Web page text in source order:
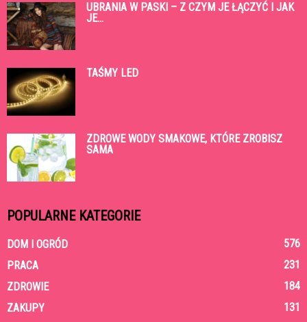
UBRANIA W PASKI – Z CZYM JE ŁĄCZYĆ I JAK
JE...
TAŚMY LED
ZDROWE WODY SMAKOWE, KTÓRE ZROBISZ
SAMA
POPULARNE KATEGORIE
DOM I OGRÓD
576
PRACA
231
ZDROWIE
184
ZAKUPY
131